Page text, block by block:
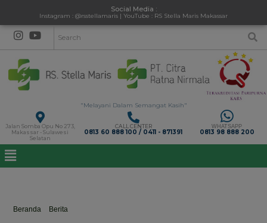
Social Media :
Instagram : @rsstellamaris | YouTube : RS Stella Maris Makassar
"Melayani Dalam Semangat Kasih"
Jalan Somba Opu No 273,
Makassar - Sulawesi
Selatan
CALL CENTER
0813 60 888 100 / 0411 - 871391
WHATSAPP
0813 98 888 200
Beranda Berita